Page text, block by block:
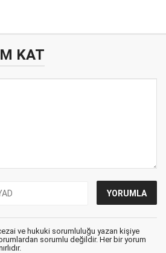
KAT
ve hukuki sorumluluğu yazan kişiye
sorumlu değildir. Her bir yorum